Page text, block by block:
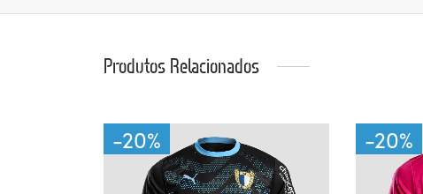
Produtos Relacionados
-20% -20%